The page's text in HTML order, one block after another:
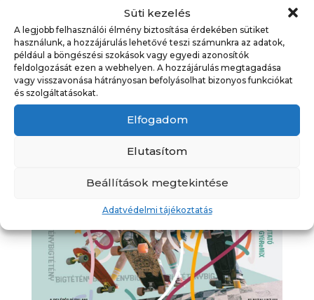
Süti kezelés
A legjobb felhasználói élmény biztosítása érdekében sütiket
használunk, a hozzájárulás lehetővé teszi számunkra az adatok,
például a böngészési szokások vagy egyedi azonosítók
feldolgozását ezen a webhelyen. A hozzájárulás megtagadása
vagy visszavonása hátrányosan befolyásolhat bizonyos funkciókat
és szolgáltatásokat.
Elfogadom
Elutasítom
Beállítások megtekintése
Adatvédelmi tájékoztatás
Programajánló ,
Színház
16
augusztus